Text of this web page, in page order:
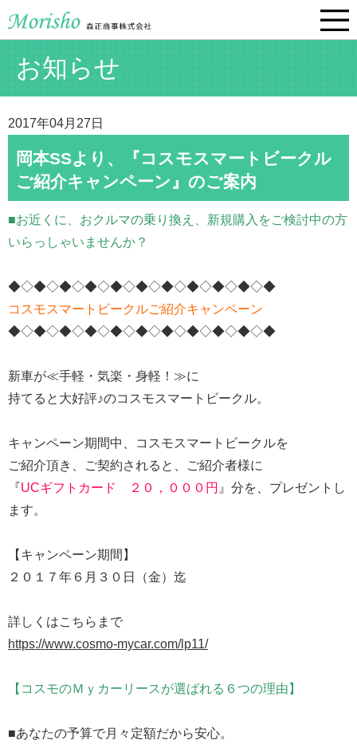
お知らせ
2017年04月27日
岡本SSより、『コスモスマートビークル
ご紹介キャンペーン』のご案内
■お近くに、おクルマの乗り換え、新規購入をご検討中の方
いらっしゃいませんか？
◆◇◆◇◆◇◆◇◆◇◆◇◆◇◆◇◆◇◆◇◆
コスモスマートビークルご紹介キャンペーン
◆◇◆◇◆◇◆◇◆◇◆◇◆◇◆◇◆◇◆◇◆
新車が≪手軽・気楽・身軽！≫に
持てると大好評♪のコスモスマートビークル。
キャンペーン期間中、コスモスマートビークルを
ご紹介頂き、ご契約されると、ご紹介者様に
『UCギフトカード ２０，０００円 』分を、プレゼントし
ます。
【キャンペーン期間】
２０１７年６月３０日（金）迄
詳しくはこちらまで
https://www.cosmo-mycar.com/lp11/
【コスモのＭｙカーリースが選ばれる６つの理由】
■あなたの予算で月々定額だから安心。